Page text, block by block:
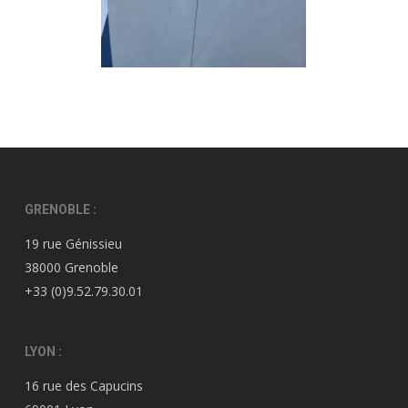
GRENOBLE :
19 rue Génissieu
38000 Grenoble
+33 (0)9.52.79.30.01
LYON :
16 rue des Capucins